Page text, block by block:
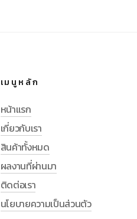
เมนูหลัก
หน้าแรก
เกี่ยวกับเรา
สินค้าทั้งหมด
ผลงานที่ผ่านมา
ติดต่อเรา
นโยบายความเป็นส่วนตัว